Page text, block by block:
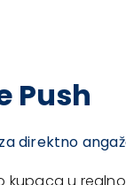
Push
direktno